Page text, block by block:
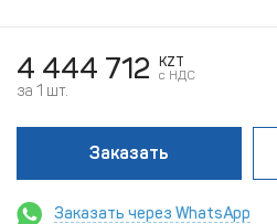
4 444 712
KZT
c НДС
за 1 шт.
Заказать
Заказать через WhatsApp